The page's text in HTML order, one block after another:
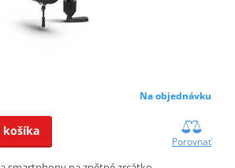
Na objednávku
košíka
Porovnať